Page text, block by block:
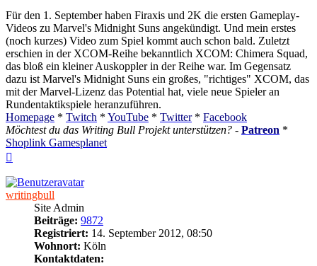
Für den 1. September haben Firaxis und 2K die ersten Gameplay-
Videos zu Marvel's Midnight Suns angekündigt. Und mein erstes
(noch kurzes) Video zum Spiel kommt auch schon bald. Zuletzt
erschien in der XCOM-Reihe bekanntlich XCOM: Chimera Squad,
das bloß ein kleiner Auskoppler in der Reihe war. Im Gegensatz
dazu ist Marvel's Midnight Suns ein großes, "richtiges" XCOM, das
mit der Marvel-Lizenz das Potential hat, viele neue Spieler an
Rundentaktikspiele heranzuführen.
Homepage * Twitch * YouTube * Twitter* Facebook
Möchtest du das Writing Bull Projekt unterstützen? - Patreon *
Shoplink Gamesplanet
writingbull
Site Admin
Beiträge: 9872
Registriert: 14. September 2012, 08:50
Wohnort: Köln
Kontaktdaten: